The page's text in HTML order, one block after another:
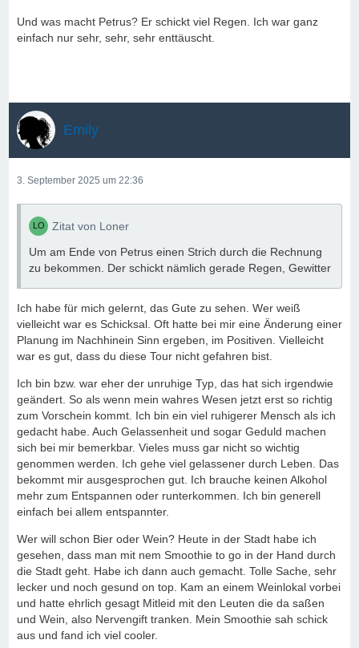
Und was macht Petrus? Er schickt viel Regen. Ich war ganz
einfach nur sehr, sehr, sehr enttäuscht.
Emily
3. September 2025 um 22:36
Zitat von Loner
Um am Ende von Petrus einen Strich durch die Rechnung
zu bekommen. Der schickt nämlich gerade Regen, Gewitter
Ich habe für mich gelernt, das Gute zu sehen. Wer weiß
vielleicht war es Schicksal. Oft hatte bei mir eine Änderung einer
Planung im Nachhinein Sinn ergeben, im Positiven. Vielleicht
war es gut, dass du diese Tour nicht gefahren bist.
Ich bin bzw. war eher der unruhige Typ, das hat sich irgendwie
geändert. So als wenn mein wahres Wesen jetzt erst so richtig
zum Vorschein kommt. Ich bin ein viel ruhigerer Mensch als ich
gedacht habe. Auch Gelassenheit und sogar Geduld machen
sich bei mir bemerkbar. Vieles muss gar nicht so wichtig
genommen werden. Ich gehe viel gelassener durch Leben. Das
bekommt mir ausgesprochen gut. Ich brauche keinen Alkohol
mehr zum Entspannen oder runterkommen. Ich bin generell
einfach bei allem entspannter.
Wer will schon Bier oder Wein? Heute in der Stadt habe ich
gesehen, dass man mit nem Smoothie to go in der Hand durch
die Stadt geht. Habe ich dann auch gemacht. Tolle Sache, sehr
lecker und noch gesund on top. Kam an einem Weinlokal vorbei
und hatte ehrlich gesagt Mitleid mit den Leuten die da saßen
und Wein, also Nervengift tranken. Mein Smoothie sah schick
aus und fand ich viel cooler.